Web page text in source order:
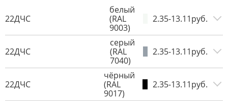
22ДЧС
белый
(RAL
9003)
2.35-13.11руб.
22ДЧС
серый
(RAL
7040)
2.35-13.11руб.
22ДЧС
чёрный
(RAL
9017)
2.35-13.11руб.